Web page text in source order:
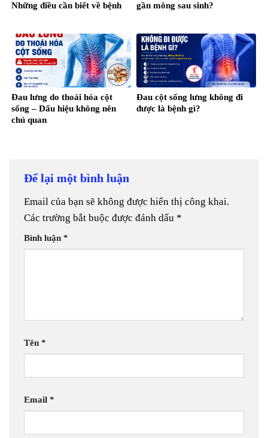
Những điều cần biết về bệnh
gần mông sau sinh?
Đau lưng do thoái hóa cột
sống – Dấu hiệu không nên
chủ quan
Đau cột sống lưng không đi
được là bệnh gì?
Để lại một bình luận
Email của bạn sẽ không được hiển thị công khai.
Các trường bắt buộc được đánh dấu *
Bình luận *
Tên *
Email *